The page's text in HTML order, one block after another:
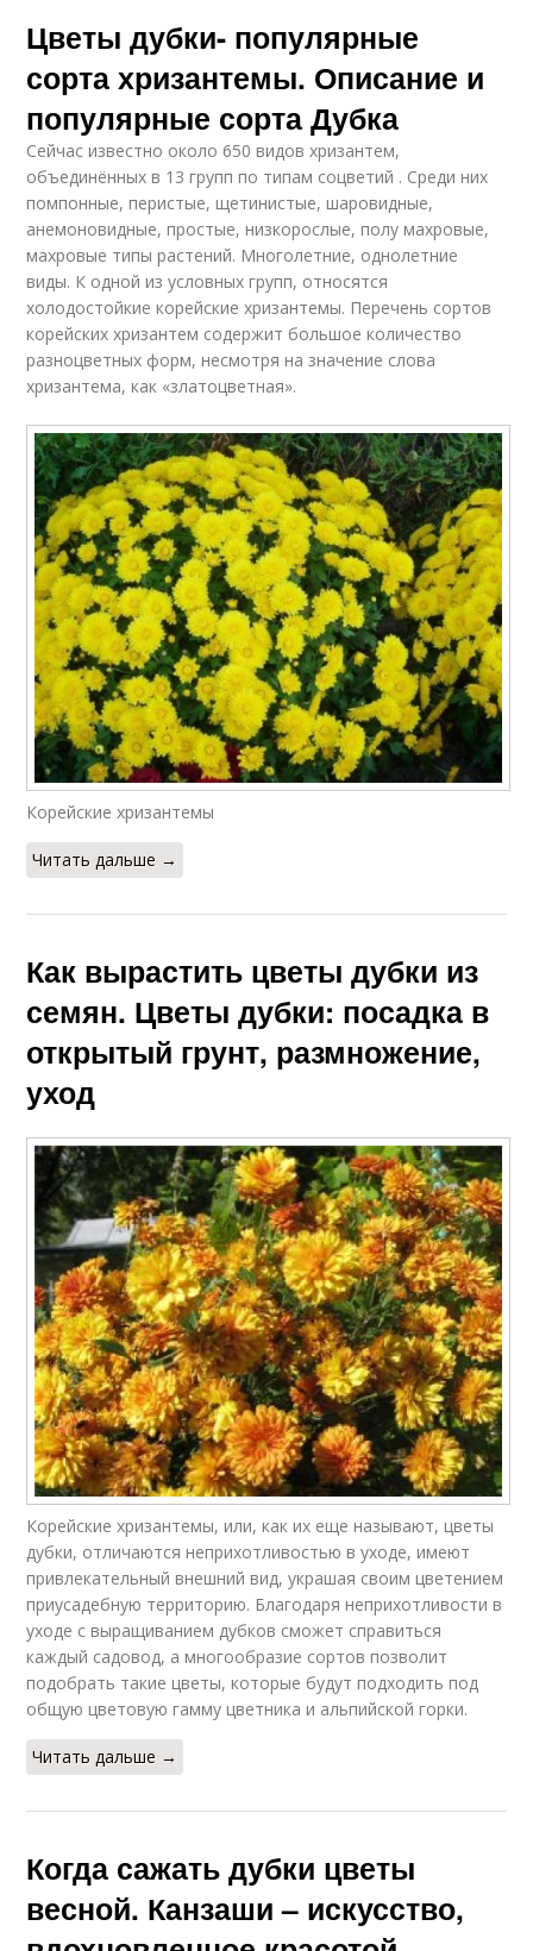
Цветы дубки- популярные
сорта хризантемы. Описание и
популярные сорта Дубка
Сейчас известно около 650 видов хризантем,
объединённых в 13 групп по типам соцветий . Среди них
помпонные, перистые, щетинистые, шаровидные,
анемоновидные, простые, низкорослые, полу махровые,
махровые типы растений. Многолетние, однолетние
виды. К одной из условных групп, относятся
холодостойкие корейские хризантемы. Перечень сортов
корейских хризантем содержит большое количество
разноцветных форм, несмотря на значение слова
хризантема, как «златоцветная».
Корейские хризантемы
Читать дальше →
Как вырастить цветы дубки из
семян. Цветы дубки: посадка в
открытый грунт, размножение,
уход
Корейские хризантемы, или, как их еще называют, цветы
дубки, отличаются неприхотливостью в уходе, имеют
привлекательный внешний вид, украшая своим цветением
приусадебную территорию. Благодаря неприхотливости в
уходе с выращиванием дубков сможет справиться
каждый садовод, а многообразие сортов позволит
подобрать такие цветы, которые будут подходить под
общую цветовую гамму цветника и альпийской горки.
Читать дальше →
Когда сажать дубки цветы
весной. Канзаши – искусство,